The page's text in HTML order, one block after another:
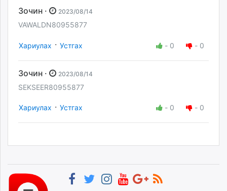
Зочин · 2023/08/14
VAWALDN80955877
Хариулах · Устгах - 0 - 0
Зочин · 2023/08/14
SEKSEER80955877
Хариулах · Устгах - 0 - 0